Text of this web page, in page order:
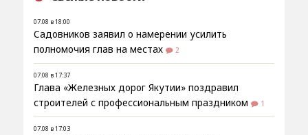
07.08 в 18:00
Садовников заявил о намерении усилить
полномочия глав на местах
2
07.08 в 17:37
Глава «Железных дорог Якутии» поздравил
строителей с профессиональным праздником
1
07.08 в 17:03